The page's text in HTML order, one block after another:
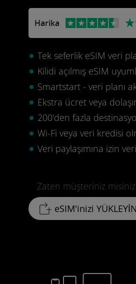
Harika
Tek seferlik eSIM veri
Kilidi açılmış eSIM
Smartstart - veri planı
Ekstra ücret veya
200'den fazla
Wi-Fi veya veri kredisi
Veri paylaşımına izin
Zaten müşteriniz
eSIM'inizi YÜKLEYİN